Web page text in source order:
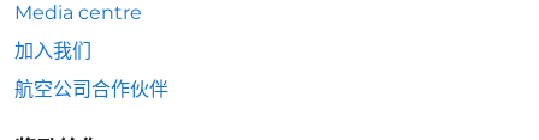
Media centre
加入我们
航空公司合作伙伴